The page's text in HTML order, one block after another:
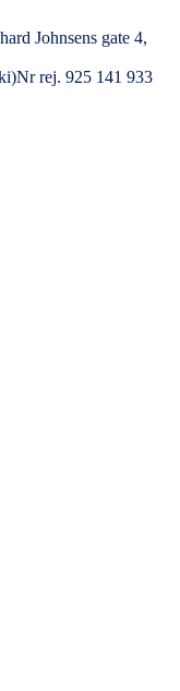
Johnsens gate 4,
Nr rej. 925 141 933